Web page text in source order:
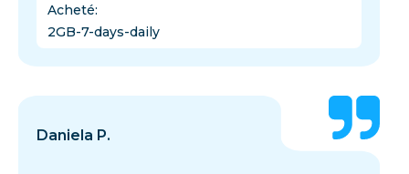
Acheté:
2GB-7-days-daily
Daniela P.